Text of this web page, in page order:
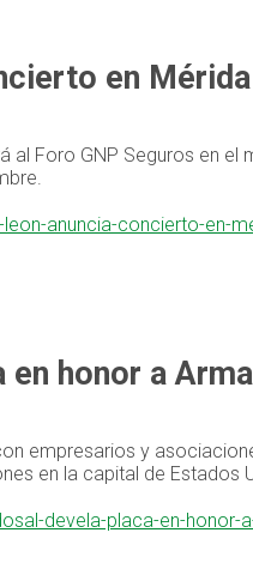
en Mérida
al Foro GNP Seguros en
anuncia-concierto-en-
honor a
empresarios y
en la capital de Estados
devela-placa-en-